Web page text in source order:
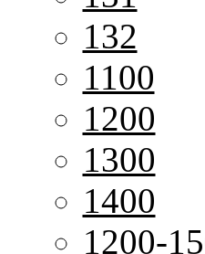
132
1100
1200
1300
1400
1200-